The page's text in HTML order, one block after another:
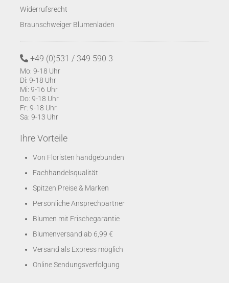
Widerrufsrecht
Braunschweiger Blumenladen
+49 (0)531 / 349 590 3
Mo: 9-18 Uhr
Di: 9-18 Uhr
Mi: 9-16 Uhr
Do: 9-18 Uhr
Fr: 9-18 Uhr
Sa: 9-13 Uhr
Ihre Vorteile
Von Floristen handgebunden
Fachhandelsqualität
Spitzen Preise & Marken
Persönliche Ansprechpartner
Blumen mit Frischegarantie
Blumenversand ab 6,99 €
Versand als Express möglich
Online Sendungsverfolgung